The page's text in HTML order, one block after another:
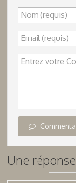
Nom (requis)
Email (requis)
Entrez votre
Une réponse